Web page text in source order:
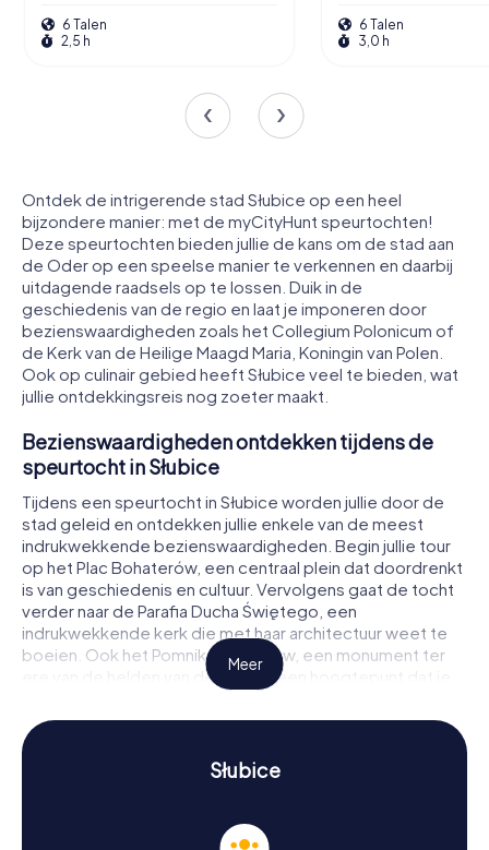
6 Talen
2,5 h
6 Talen
3,0 h
Ontdek de intrigerende stad Słubice op een heel
bijzondere manier: met de myCityHunt speurtochten!
Deze speurtochten bieden jullie de kans om de stad aan
de Oder op een speelse manier te verkennen en daarbij
uitdagende raadsels op te lossen. Duik in de
geschiedenis van de regio en laat je imponeren door
bezienswaardigheden zoals het Collegium Polonicum of
de Kerk van de Heilige Maagd Maria, Koningin van Polen.
Ook op culinair gebied heeft Słubice veel te bieden, wat
jullie ontdekkingsreis nog zoeter maakt.
Bezienswaardigheden ontdekken tijdens de
speurtocht in Słubice
Tijdens een speurtocht in Słubice worden jullie door de
stad geleid en ontdekken jullie enkele van de meest
indrukwekkende bezienswaardigheden. Begin jullie tour
op het Plac Bohaterów, een centraal plein dat doordrenkt
is van geschiedenis en cultuur. Vervolgens gaat de tocht
verder naar de Parafia Ducha Świętego, een
indrukwekkende kerk die met haar architectuur weet te
boeien. Ook het Pomnik Bohaterów, een monument ter
ere van de helden van de stad, is een hoogtepunt dat je
niet mag missen. Tijdens de speurtocht lossen jullie
spannende raadsels op die jullie naar de volgende
bestemmingen leiden en jullie de stad vanuit een heel
nieuw perspectief laten zien.
Meer
Słubice